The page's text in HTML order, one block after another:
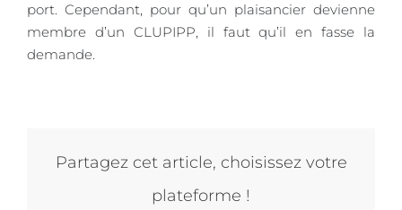
port. Cependant, pour qu’un plaisancier devienne
membre d’un CLUPIPP, il faut qu’il en fasse la
demande.
Partagez cet article, choisissez votre
plateforme !